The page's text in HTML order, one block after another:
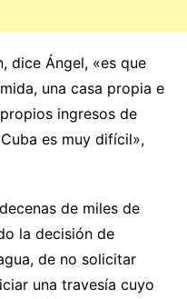
dice Ángel, «es que
una casa propia e
ingresos de
es muy difícil»,
de miles de
la decisión de
de no solicitar
una travesía cuyo